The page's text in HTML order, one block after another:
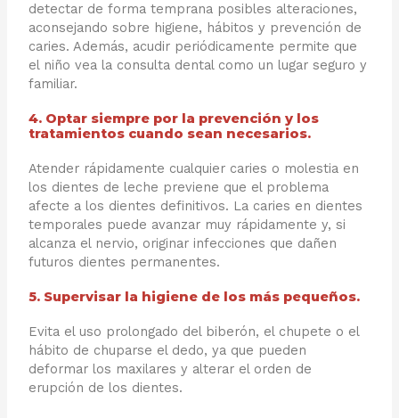
detectar de forma temprana posibles alteraciones,
aconsejando sobre higiene, hábitos y prevención de
caries. Además, acudir periódicamente permite que
el niño vea la consulta dental como un lugar seguro y
familiar.
4. Optar siempre por la prevención y los
tratamientos cuando sean necesarios.
Atender rápidamente cualquier caries o molestia en
los dientes de leche previene que el problema
afecte a los dientes definitivos. La caries en dientes
temporales puede avanzar muy rápidamente y, si
alcanza el nervio, originar infecciones que dañen
futuros dientes permanentes.
5. Supervisar la higiene de los más pequeños.
Evita el uso prolongado del biberón, el chupete o el
hábito de chuparse el dedo, ya que pueden
deformar los maxilares y alterar el orden de
erupción de los dientes.